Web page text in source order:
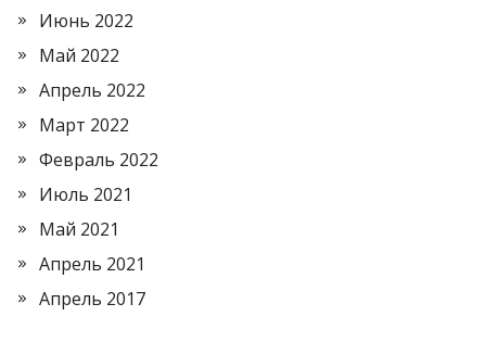
Июнь 2022
Май 2022
Апрель 2022
Март 2022
Февраль 2022
Июль 2021
Май 2021
Апрель 2021
Апрель 2017